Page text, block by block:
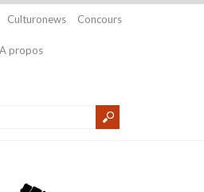
Culturonews Concours
propos